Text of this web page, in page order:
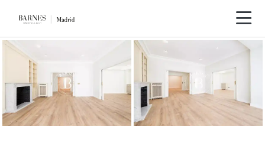
LOUÉ PAR BARNES